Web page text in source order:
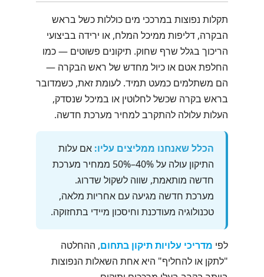
תקלות נפוצות במרככי מים כוללות כשל בראש
הבקרה, דליפות ממיכל המלח, או ירידה בביצועי
הריכוך בגלל שרף שחוק. תיקונים פשוטים — כמו
החלפת אטם או כיול מחדש של ראש הבקרה —
הם משתלמים כמעט תמיד. לעומת זאת, כשמדובר
בראש בקרה שכשל לחלוטין או במיכל שנסדק,
העלות עלולה להתקרב למחיר מערכת חדשה.
הכלל שאנחנו ממליצים עליו: אם עלות
התיקון עולה על 40%–50% ממחיר מערכת
חדשה מותאמת, שווה לשקול שדרוג.
מערכת חדשה מגיעה עם אחריות מלאה,
טכנולוגיה מעודכנת וחיסכון מיידי בתחזוקה.
לפי מדריכי עלויות תיקון בתחום, ההחלטה
"לתקן או להחליף" היא אחת השאלות הנפוצות